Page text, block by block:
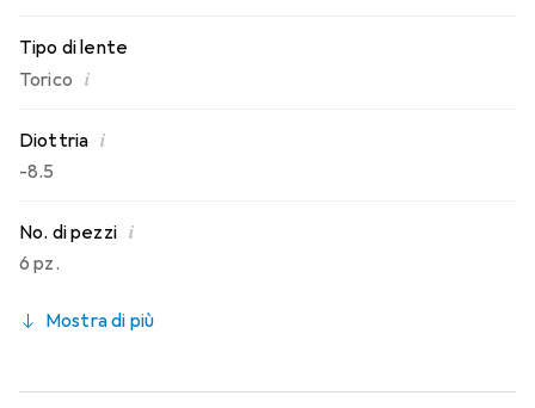
Tipo di lente
Torico i
Diottria i
-8.5
No. di pezzi i
6 pz.
Mostra di più